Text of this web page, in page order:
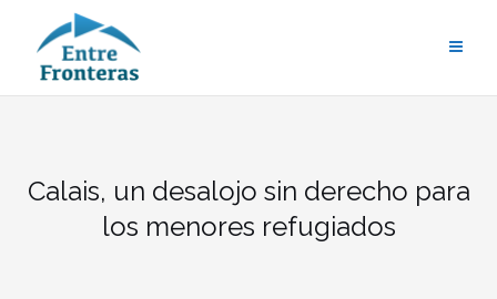
contenido
Calais, un desalojo sin derecho para
los menores refugiados